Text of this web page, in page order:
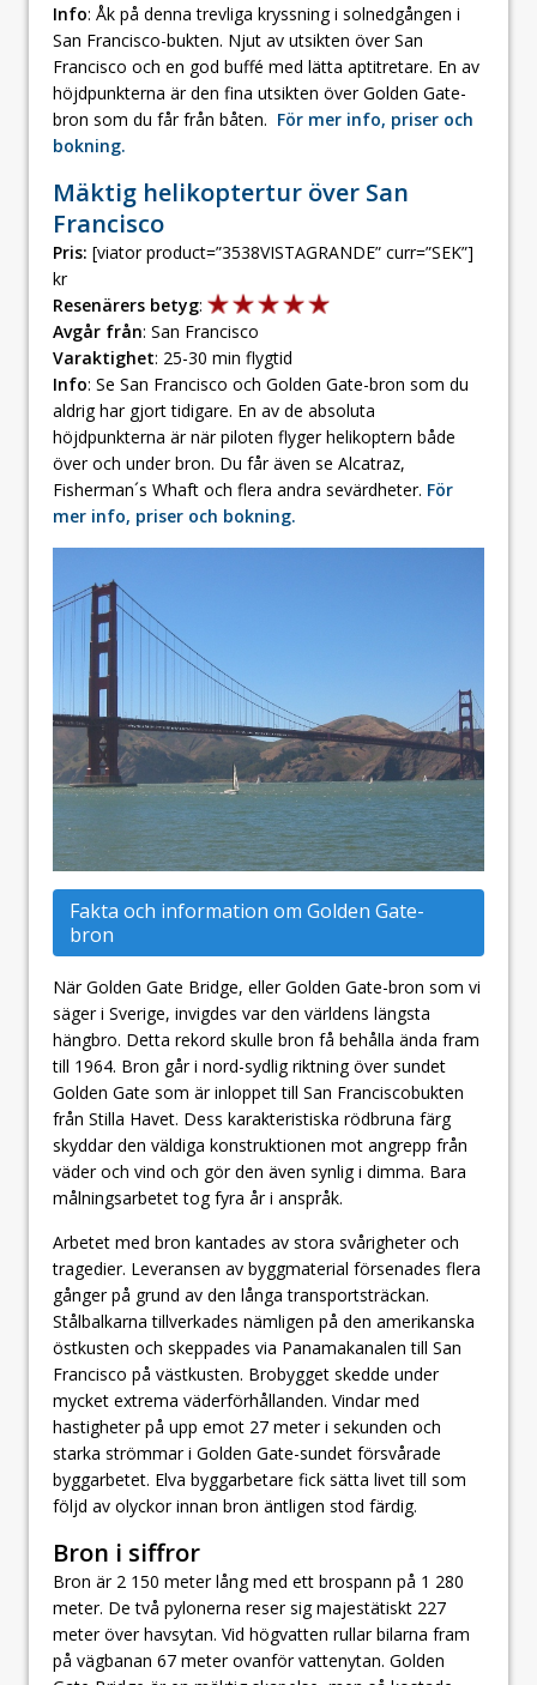
Info: Åk på denna trevliga kryssning i solnedgången i
San Francisco-bukten. Njut av utsikten över San
Francisco och en god buffé med lätta aptitretare. En av
höjdpunkterna är den fina utsikten över Golden Gate-
bron som du får från båten. För mer info, priser och
bokning.
Mäktig helikoptertur över San
Francisco
Pris: [viator product=”3538VISTAGRANDE” curr=”SEK”]
kr
Resenärers betyg:
Avgår från: San Francisco
Varaktighet: 25-30 min flygtid
Info: Se San Francisco och Golden Gate-bron som du
aldrig har gjort tidigare. En av de absoluta
höjdpunkterna är när piloten flyger helikoptern både
över och under bron. Du får även se Alcatraz,
Fisherman´s Whaft och flera andra sevärdheter. För
mer info, priser och bokning.
Fakta och information om Golden Gate-
bron
När Golden Gate Bridge, eller Golden Gate-bron som vi
säger i Sverige, invigdes var den världens längsta
hängbro. Detta rekord skulle bron få behålla ända fram
till 1964. Bron går i nord-sydlig riktning över sundet
Golden Gate som är inloppet till San Franciscobukten
från Stilla Havet. Dess karakteristiska rödbruna färg
skyddar den väldiga konstruktionen mot angrepp från
väder och vind och gör den även synlig i dimma. Bara
målningsarbetet tog fyra år i anspråk.
Arbetet med bron kantades av stora svårigheter och
tragedier. Leveransen av byggmaterial försenades flera
gånger på grund av den långa transportsträckan.
Stålbalkarna tillverkades nämligen på den amerikanska
östkusten och skeppades via Panamakanalen till San
Francisco på västkusten. Brobygget skedde under
mycket extrema väderförhållanden. Vindar med
hastigheter på upp emot 27 meter i sekunden och
starka strömmar i Golden Gate-sundet försvårade
byggarbetet. Elva byggarbetare fick sätta livet till som
följd av olyckor innan bron äntligen stod färdig.
Bron i siffror
Bron är 2 150 meter lång med ett brospann på 1 280
meter. De två pylonerna reser sig majestätiskt 227
meter över havsytan. Vid högvatten rullar bilarna fram
på vägbanan 67 meter ovanför vattenytan. Golden